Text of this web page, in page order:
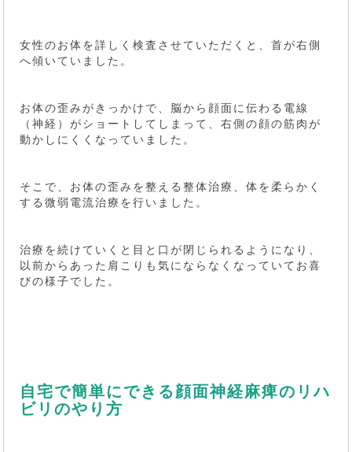
女性のお体を詳しく検査させていただくと、首が右側
へ傾いていました。
お体の歪みがきっかけで、脳から顔面に伝わる電線
（神経）がショートしてしまって、右側の顔の筋肉が
動かしにくくなっていました。
そこで、お体の歪みを整える整体治療、体を柔らかく
する微弱電流治療を行いました。
治療を続けていくと目と口が閉じられるようになり、
以前からあった肩こりも気にならなくなっていてお喜
びの様子でした。
自宅で簡単にできる顔面神経麻痺のリハ
ビリのやり方